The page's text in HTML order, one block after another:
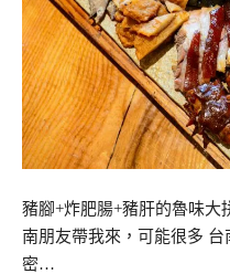
豬腳+炸肥腸+豬肝的魯味大
南朋友帶我來，可能很多
密…